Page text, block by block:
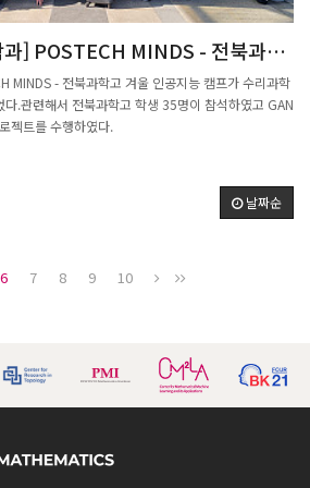
‘수학의 여왕’이라고 했다.) 소수의 성질을 밝히는 건
턴을 밝혀내진 못했다.-소수의 패턴은 왜 중요한가. 그
건가.△소인수분해가 유용하게 쓰이는 분야는 암호학
상대에게 전달하고 소인수분해를 할 수 있으면 암호
이다. 소인수분해를 활용한 암호는 공용키로는 맨 먼
들고 푸는 것을 넘어, 데이터를 보호하고, 전달 과정의
다. 인터넷 통신이나 화상으로 대화를 할 때 이미지가
내 최초로 암호론 강의를 개설했다고.△미국에서 강
였다. 관련 강의를 개설하고 수학자가 주관하는 암호론
호학을 연구하나.△암호는 깨지라고 있는 것이다. 암
의 반복이다. 어느 날 문득 ‘현타’가 오더라. 내가 진
연구하고 있다. 언제 계산이 될 수 있을지 알 수 있는
은 세계 수학자들이 들러붙어 연구하는 이론이다. 나
다"며 "젊은 연구자들이 기존 연구의 패러다임 혁신
기에 장기적으로 수행하여 세계적인 연구성과를 창출
연구자 15명, 10년간 장기지원 받는다 (news1.kr)
] POSTECH MINDS - 전북과학
개최- 전북과학고 겨울 인공지능 캠프가 수리과학
.관련해서 전북과학고 학생 35명이 참석하였고 GAN
젝트를 수행하였다.
날짜순
6 7 8 9 10